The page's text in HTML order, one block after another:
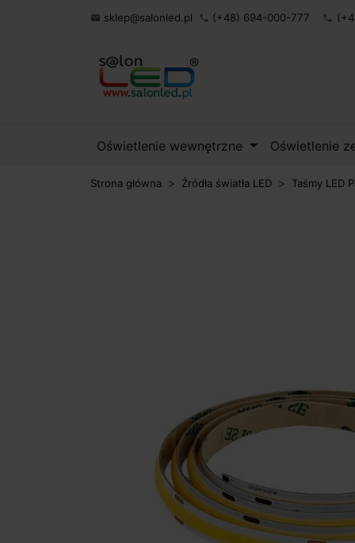
 sklep@salonled.pl phone (+48) 694-000-777 phone
Oświetlenie wewnętrzne Oświetlenie
Strona główna Źródła światła LED Taśmy LED